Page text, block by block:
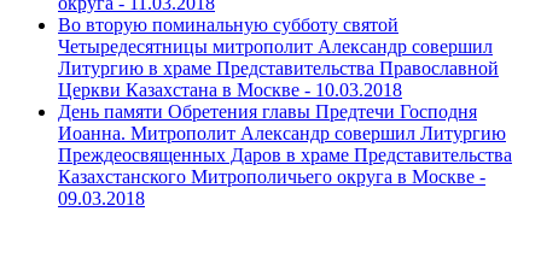
Во вторую поминальную субботу святой
Четыредесятницы митрополит Александр совершил
Литургию в храме Представительства Православной
Церкви Казахстана в Москве - 10.03.2018
День памяти Обретения главы Предтечи Господня
Иоанна. Митрополит Александр совершил Литургию
Преждеосвященных Даров в храме Представительства
Казахстанского Митрополичьего округа в Москве -
09.03.2018